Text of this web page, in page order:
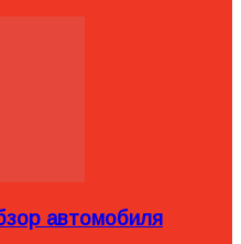
автомобиля